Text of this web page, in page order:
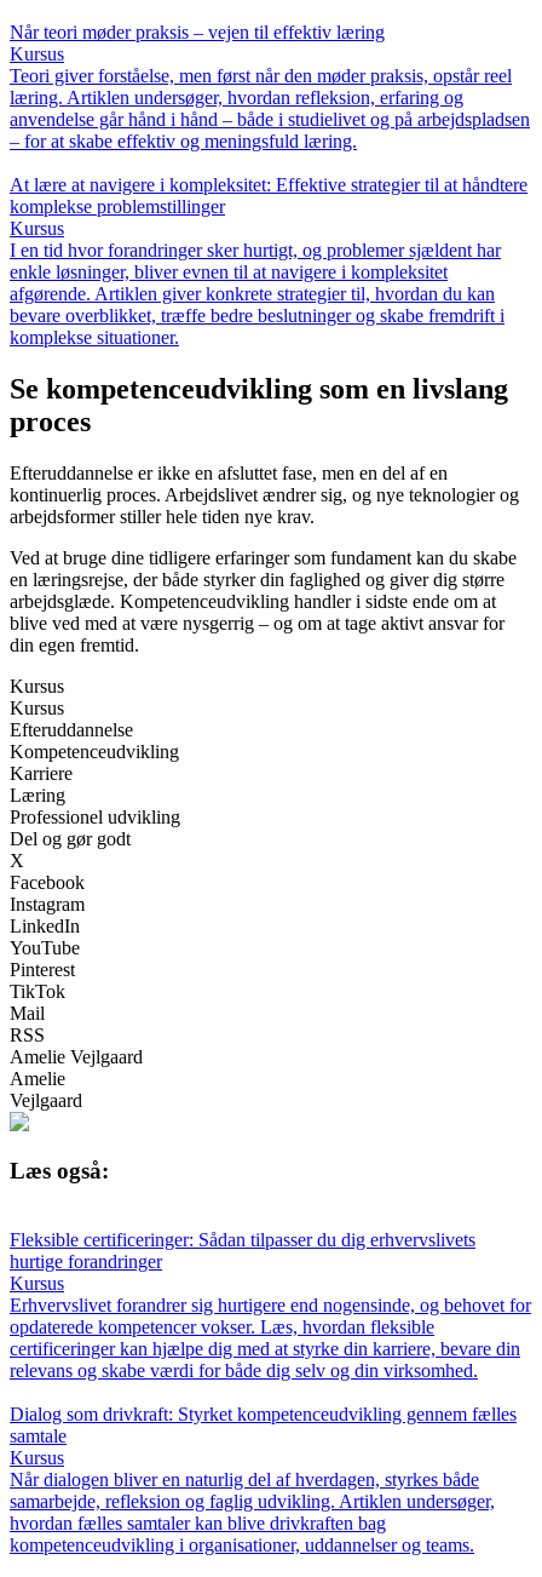
Når teori møder praksis – vejen til effektiv læring
Kursus
Teori giver forståelse, men først når den møder praksis, opstår reel
læring. Artiklen undersøger, hvordan refleksion, erfaring og
anvendelse går hånd i hånd – både i studielivet og på arbejdspladsen
– for at skabe effektiv og meningsfuld læring.
At lære at navigere i kompleksitet: Effektive strategier til at håndtere
komplekse problemstillinger
Kursus
I en tid hvor forandringer sker hurtigt, og problemer sjældent har
enkle løsninger, bliver evnen til at navigere i kompleksitet
afgørende. Artiklen giver konkrete strategier til, hvordan du kan
bevare overblikket, træffe bedre beslutninger og skabe fremdrift i
komplekse situationer.
Se kompetenceudvikling som en livslang
proces
Efteruddannelse er ikke en afsluttet fase, men en del af en
kontinuerlig proces. Arbejdslivet ændrer sig, og nye teknologier og
arbejdsformer stiller hele tiden nye krav.
Ved at bruge dine tidligere erfaringer som fundament kan du skabe
en læringsrejse, der både styrker din faglighed og giver dig større
arbejdsglæde. Kompetenceudvikling handler i sidste ende om at
blive ved med at være nysgerrig – og om at tage aktivt ansvar for
din egen fremtid.
Kursus
Kursus
Efteruddannelse
Kompetenceudvikling
Karriere
Læring
Professionel udvikling
Del og gør godt
X
Facebook
Instagram
LinkedIn
YouTube
Pinterest
TikTok
Mail
RSS
Amelie Vejlgaard
Amelie
Vejlgaard
Læs også:
Fleksible certificeringer: Sådan tilpasser du dig erhvervslivets
hurtige forandringer
Kursus
Erhvervslivet forandrer sig hurtigere end nogensinde, og behovet for
opdaterede kompetencer vokser. Læs, hvordan fleksible
certificeringer kan hjælpe dig med at styrke din karriere, bevare din
relevans og skabe værdi for både dig selv og din virksomhed.
Dialog som drivkraft: Styrket kompetenceudvikling gennem fælles
samtale
Kursus
Når dialogen bliver en naturlig del af hverdagen, styrkes både
samarbejde, refleksion og faglig udvikling. Artiklen undersøger,
hvordan fælles samtaler kan blive drivkraften bag
kompetenceudvikling i organisationer, uddannelser og teams.